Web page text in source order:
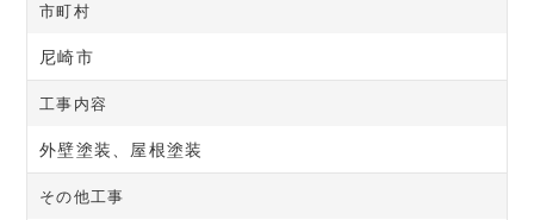
市町村
尼崎市
工事内容
外壁塗装、屋根塗装
その他工事